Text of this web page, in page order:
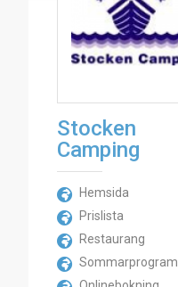
Stocken
Camping
Hemsida
Prislista
Restaurang
Sommarprogram